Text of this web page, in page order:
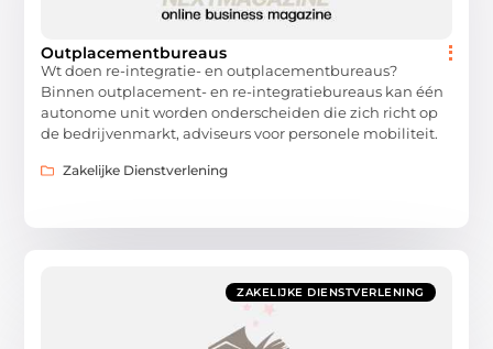
Outplacementbureaus
Wt doen re-integratie- en outplacementbureaus?
Binnen outplacement- en re-integratiebureaus kan één
autonome unit worden onderscheiden die zich richt op
de bedrijvenmarkt, adviseurs voor personele mobiliteit.
Zakelijke Dienstverlening
ZAKELIJKE DIENSTVERLENING